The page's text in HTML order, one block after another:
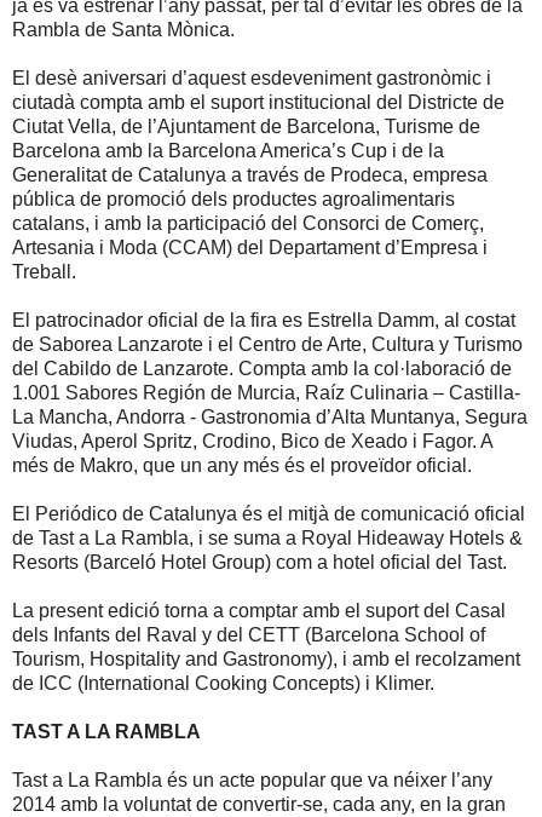
ja es va estrenar l’any passat, per tal d’evitar les obres de la
Rambla de Santa Mònica.
El desè aniversari d’aquest esdeveniment gastronòmic i
ciutadà compta amb el suport institucional del Districte de
Ciutat Vella, de l’Ajuntament de Barcelona, Turisme de
Barcelona amb la Barcelona America’s Cup i de la
Generalitat de Catalunya a través de Prodeca, empresa
pública de promoció dels productes agroalimentaris
catalans, i amb la participació del Consorci de Comerç,
Artesania i Moda (CCAM) del Departament d’Empresa i
Treball.
El patrocinador oficial de la fira es Estrella Damm, al costat
de Saborea Lanzarote i el Centro de Arte, Cultura y Turismo
del Cabildo de Lanzarote. Compta amb la col·laboració de
1.001 Sabores Región de Murcia, Raíz Culinaria – Castilla-
La Mancha, Andorra - Gastronomia d’Alta Muntanya, Segura
Viudas, Aperol Spritz, Crodino, Bico de Xeado i Fagor. A
més de Makro, que un any més és el proveïdor oficial.
El Periódico de Catalunya és el mitjà de comunicació oficial
de Tast a La Rambla, i se suma a Royal Hideaway Hotels &
Resorts (Barceló Hotel Group) com a hotel oficial del Tast.
La present edició torna a comptar amb el suport del Casal
dels Infants del Raval y del CETT (Barcelona School of
Tourism, Hospitality and Gastronomy), i amb el recolzament
de ICC (International Cooking Concepts) i Klimer.
TAST A LA RAMBLA
Tast a La Rambla és un acte popular que va néixer l’any
2014 amb la voluntat de convertir-se, cada any, en la gran